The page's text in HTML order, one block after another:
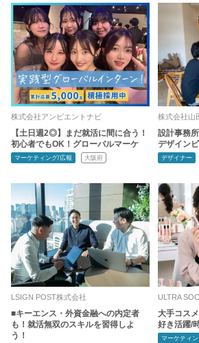
株式会社アンビエントナビ
【土日週2◎】まだ就活に間に合う！
初心者でもOK！グローバルマーケ
マーケティング/広報 大阪府
株式会社山
設計事務
デザイン
デザイナー
LSIGN POST株式会社
■キーエンス・外資金融への内定者
も！就活無双のスキルを習得しよ
う！
ULTRA
大手コス
好き活躍/
マーケティ